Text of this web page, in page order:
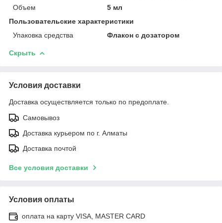
Объем
5 мл
Пользовательские характеристики
Упаковка средства
Флакон с дозатором
Скрыть
Условия доставки
Доставка осуществляется только по предоплате.
Самовывоз
Доставка курьером по г. Алматы
Доставка почтой
Все условия доставки
Условия оплаты
оплата на карту VISA, MASTER CARD